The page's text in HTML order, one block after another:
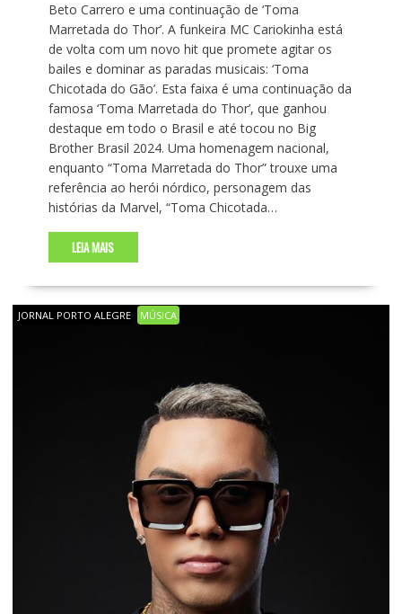
Beto Carrero e uma continuação de ‘Toma
Marretada do Thor’. A funkeira MC Cariokinha está
de volta com um novo hit que promete agitar os
bailes e dominar as paradas musicais: ‘Toma
Chicotada do Gão’. Esta faixa é uma continuação da
famosa ‘Toma Marretada do Thor’, que ganhou
destaque em todo o Brasil e até tocou no Big
Brother Brasil 2024. Uma homenagem nacional,
enquanto “Toma Marretada do Thor” trouxe uma
referência ao herói nórdico, personagem das
histórias da Marvel, “Toma Chicotada…
LEIA MAIS
JORNAL PORTO ALEGRE MÚSICA